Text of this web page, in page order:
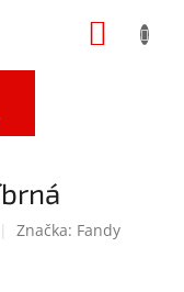
Značka: Fandy